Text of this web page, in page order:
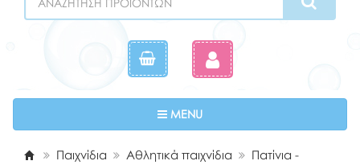
MENUToggle navigation
Παιχνίδια Αθλητικά παιχνίδια
Πατίνια -